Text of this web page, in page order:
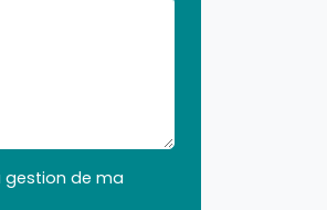
gestion de ma